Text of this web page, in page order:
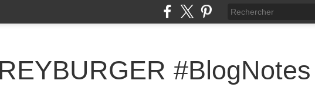
#BlogNotes